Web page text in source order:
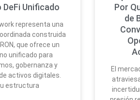
DeFi Unificado
representa una
construida
que ofrece un
unificado para
gobernanza y
activos digitales.
estructura
Por
de
El